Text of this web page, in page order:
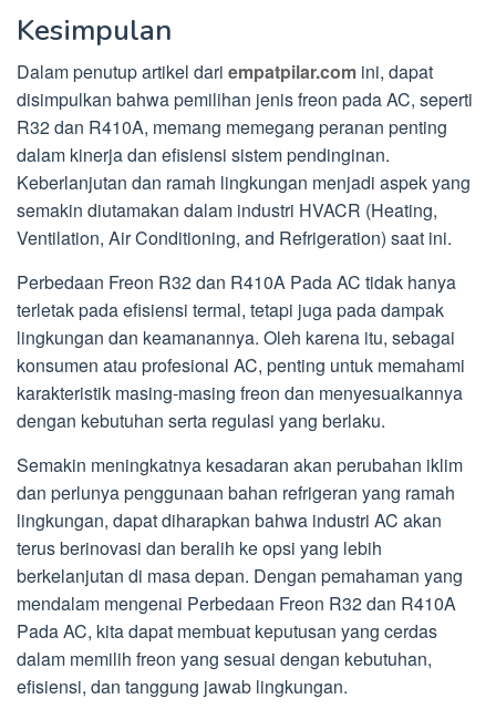
Kesimpulan
Dalam penutup artikel dari empatpilar.com ini, dapat
disimpulkan bahwa pemilihan jenis freon pada AC, seperti
R32 dan R410A, memang memegang peranan penting
dalam kinerja dan efisiensi sistem pendinginan.
Keberlanjutan dan ramah lingkungan menjadi aspek yang
semakin diutamakan dalam industri HVACR (Heating,
Ventilation, Air Conditioning, and Refrigeration) saat ini.
Perbedaan Freon R32 dan R410A Pada AC tidak hanya
terletak pada efisiensi termal, tetapi juga pada dampak
lingkungan dan keamanannya. Oleh karena itu, sebagai
konsumen atau profesional AC, penting untuk memahami
karakteristik masing-masing freon dan menyesuaikannya
dengan kebutuhan serta regulasi yang berlaku.
Semakin meningkatnya kesadaran akan perubahan iklim
dan perlunya penggunaan bahan refrigeran yang ramah
lingkungan, dapat diharapkan bahwa industri AC akan
terus berinovasi dan beralih ke opsi yang lebih
berkelanjutan di masa depan. Dengan pemahaman yang
mendalam mengenai Perbedaan Freon R32 dan R410A
Pada AC, kita dapat membuat keputusan yang cerdas
dalam memilih freon yang sesuai dengan kebutuhan,
efisiensi, dan tanggung jawab lingkungan.